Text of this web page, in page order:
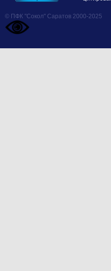
© ПФК "Сокол" Саратов 2000-2025